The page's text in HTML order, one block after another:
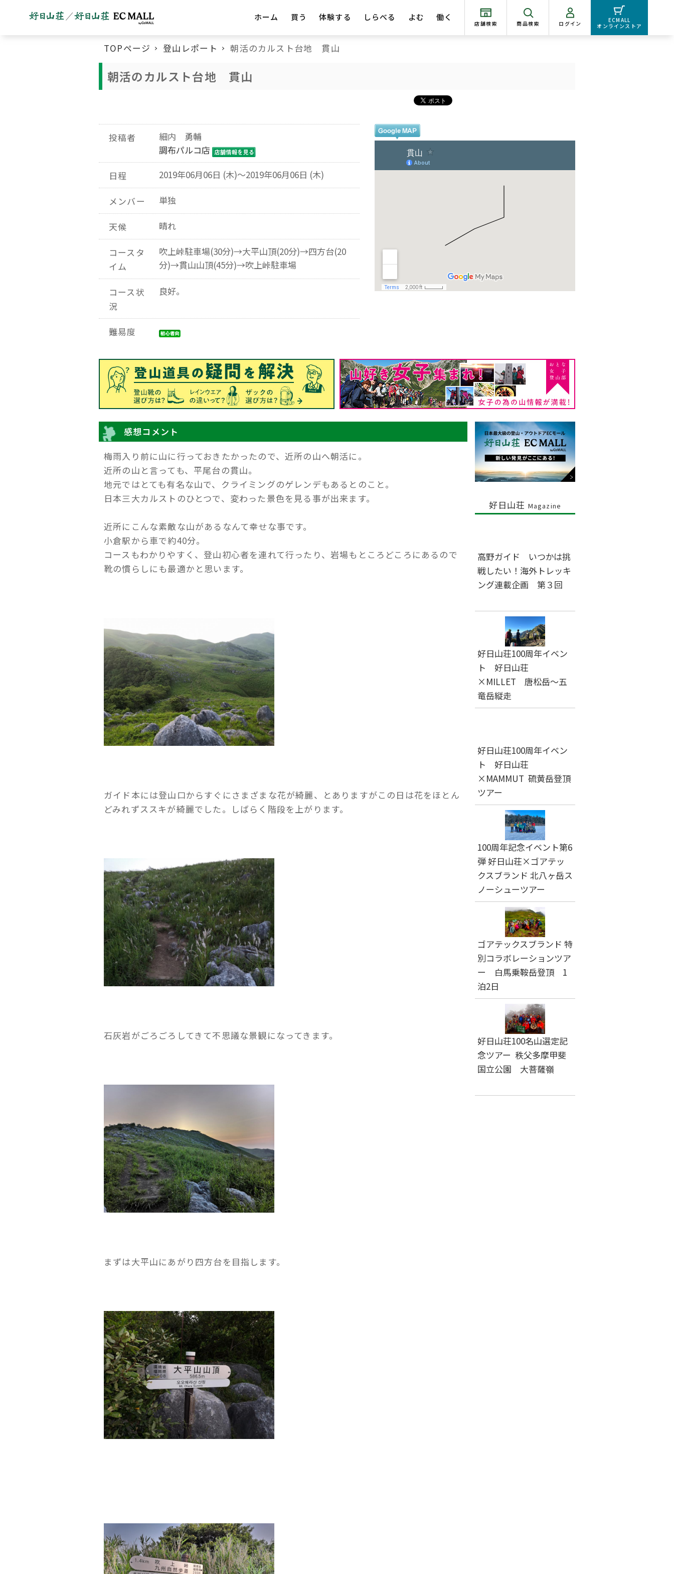
ホーム 買う 体験する しらべる よむ 働く
店舗検索 商品検索 ログイン
ECMALL
オンラインストア
TOPページ 登山レポート 朝活のカルスト台地 貫山
朝活のカルスト台地 貫山
投稿者
細内 勇輔
調布パルコ店
日程 2019年06月06日 (木)～2019年06月06日 (木)
メンバー 単独
天候 晴れ
コースタ
イム
吹上峠駐車場(30分)→大平山頂(20分)→四方台(20
分)→貫山山頂(45分)→吹上峠駐車場
コース状
況
良好。
難易度
感想コメント
梅雨入り前に山に行っておきたかったので、近所の山へ朝活に。
近所の山と言っても、平尾台の貫山。
地元ではとても有名な山で、クライミングのゲレンデもあるとのこと。
日本三大カルストのひとつで、変わった景色を見る事が出来ます。
近所にこんな素敵な山があるなんて幸せな事です。
小倉駅から車で約40分。
コースもわかりやすく、登山初心者を連れて行ったり、岩場もところどころにあるので
靴の慣らしにも最適かと思います。
ガイド本には登山口からすぐにさまざまな花が綺麗、とありますがこの日は花をほとん
どみれずススキが綺麗でした。しばらく階段を上がります。
石灰岩がごろごろしてきて不思議な景観になってきます。
まずは大平山にあがり四方台を目指します。
好日山荘 Magazine
高野ガイド いつかは挑
戦したい！海外トレッキ
ング連載企画 第３回
好日山荘100周年イベン
ト 好日山荘
×MILLET 唐松岳～五
竜岳縦走
好日山荘100周年イベン
ト 好日山荘
×MAMMUT 硫黄岳登頂
ツアー
100周年記念イベント第6
弾 好日山荘×ゴアテッ
クスブランド 北八ヶ岳ス
ノーシューツアー
ゴアテックスブランド 特
別コラボレーションツア
ー 白馬乗鞍岳登頂 1
泊2日
好日山荘100名山選定記
念ツアー 秩父多摩甲斐
国立公園 大菩薩嶺